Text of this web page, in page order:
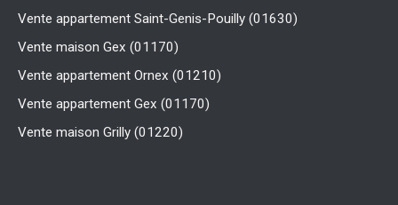
Vente appartement Saint-Genis-Pouilly (01630)
Vente maison Gex (01170)
Vente appartement Ornex (01210)
Vente appartement Gex (01170)
Vente maison Grilly (01220)